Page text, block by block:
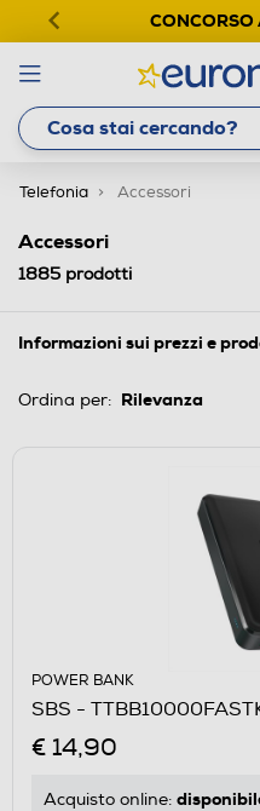
CONCORSO
Telefonia Accessori
Accessori
1885 prodotti
Informazioni sui prezzi e
Ordina per:
POWER BANK
SBS -
€ 14,90
Acquisto online: